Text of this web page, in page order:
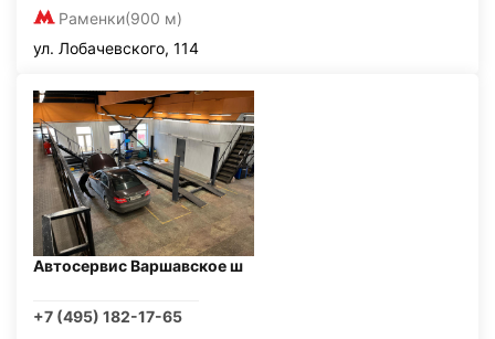
Раменки(900 м)
ул. Лобачевского, 114
Автосервис Варшавское ш
+7 (495) 182-17-65